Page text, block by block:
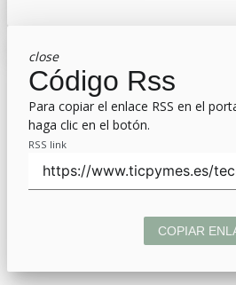
close
Código Rss
Para copiar el enlace RSS en el
haga clic en el botón.
RSS link
COPIAR